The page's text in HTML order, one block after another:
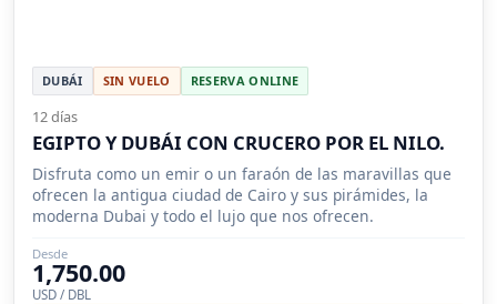
DUBÁI SIN VUELO RESERVA ONLINE
12 días
EGIPTO Y DUBÁI CON CRUCERO POR EL NILO.
Disfruta como un emir o un faraón de las maravillas que
ofrecen la antigua ciudad de Cairo y sus pirámides, la
moderna Dubai y todo el lujo que nos ofrecen.
Desde
1,750.00
USD / DBL